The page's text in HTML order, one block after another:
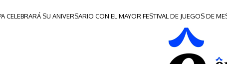
CELEBRARÁ SU ANIVERSARIO CON EL MAYOR FESTIVAL DE JUEGOS DE
será sede del Festival de Autores de Frontera 2026